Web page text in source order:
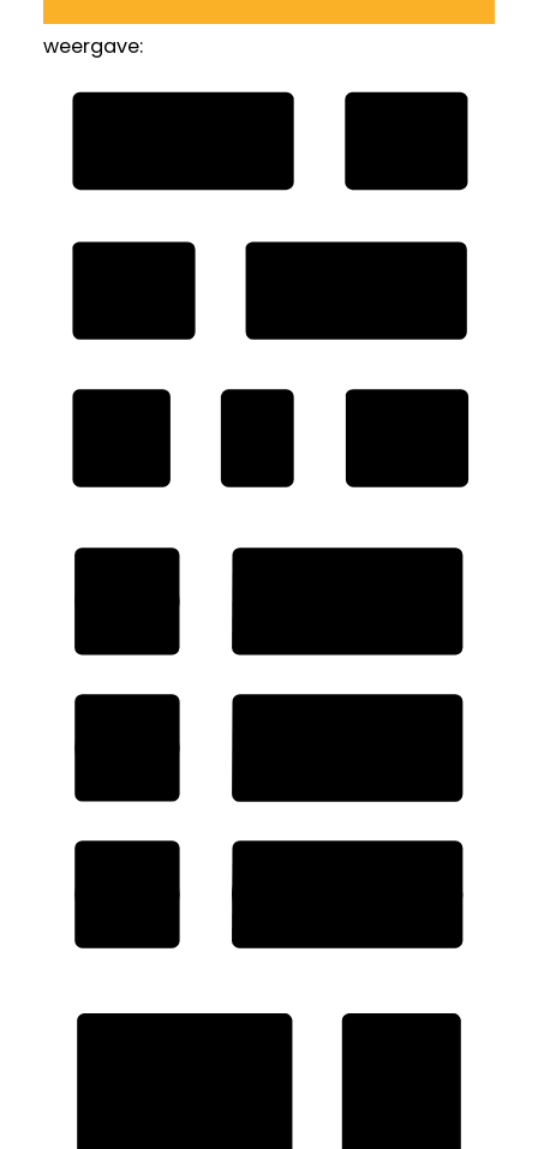
weergave: